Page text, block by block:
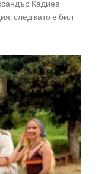
Кадиев
след като е бил